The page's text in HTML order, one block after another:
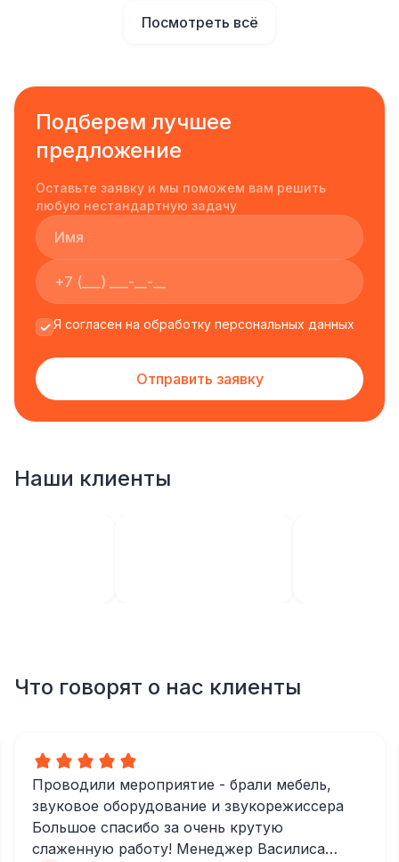
Посмотреть всё
Подберем лучшее
предложение
Оставьте заявку и мы поможем вам решить
любую нестандартную задачу
Я согласен на обработку персональных данных
Отправить заявку
Наши клиенты
Что говорят о нас клиенты
Проводили мероприятие - брали мебель,
звуковое оборудование и звукорежиссера
Большое спасибо за очень крутую
слаженную работу! Менеджер Василиса